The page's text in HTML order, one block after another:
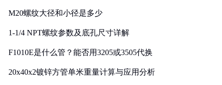
M20螺纹大径和小径是多少
1-1/4 NPT螺纹参数及底孔尺寸详解
F1010E是什么管？能否用3205或3505代换
20x40x2镀锌方管单米重量计算与应用分析